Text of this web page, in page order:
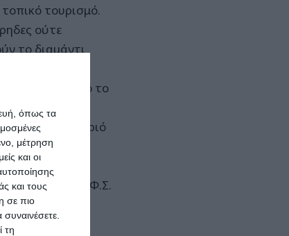
όπως τα
μέτρηση
και οι
και τους
σε πιο
τη
τουρισμό.
ούτε
το διαμάντι
καλύτερη από το
το σκουπιδαριό
Φ.Σ.